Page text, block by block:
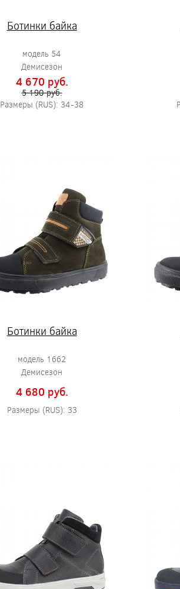
Ботинки байка
модель 54
Демисезон
4 670 pуб.
5 190 pуб.
Размеры (RUS): 34-38
Ботинки байка
модель 1662
Демисезон
4 680 pуб.
Размеры (RUS): 33